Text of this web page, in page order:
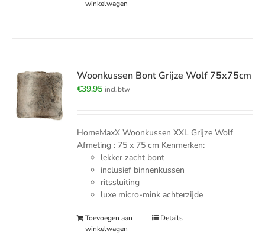
winkelwagen
Woonkussen Bont Grijze Wolf 75x75cm
€39.95 incl.btw
HomeMaxX Woonkussen XXL Grijze Wolf
Afmeting : 75 x 75 cm Kenmerken:
lekker zacht bont
inclusief binnenkussen
ritssluiting
luxe micro-mink achterzijde
Toevoegen aan
winkelwagen
Details